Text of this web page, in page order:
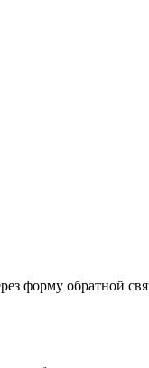
форму обратной